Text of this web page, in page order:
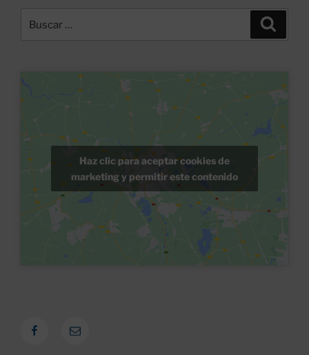
Haz clic para aceptar cookies de
marketing y permitir este contenido
FacebookCorreo